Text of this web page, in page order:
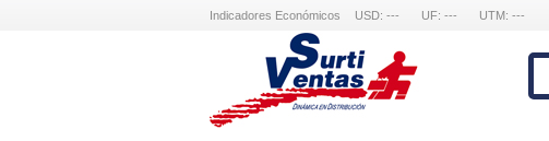
Indicadores Económicos USD: --- UF: --- UTM: ---